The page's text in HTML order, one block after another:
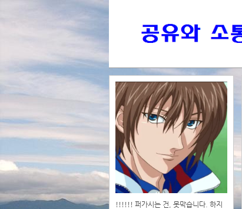
!!!!!! 퍼가시는 건, 못막습니다. 하지